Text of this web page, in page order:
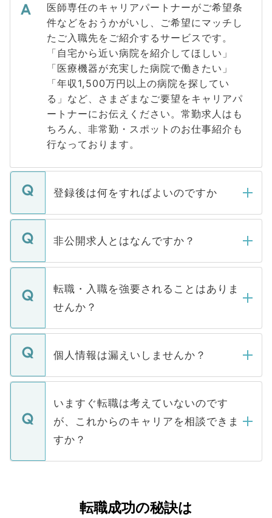
医師専任のキャリアパートナーがご希望条
件などをおうかがいし、ご希望にマッチし
たご入職先をご紹介するサービスです。
「自宅から近い病院を紹介してほしい」
「医療機器が充実した病院で働きたい」
「年収1,500万円以上の病院を探してい
る」など、さまざまなご要望をキャリアパ
ートナーにお伝えください。常勤求人はも
ちろん、非常勤・スポットのお仕事紹介も
行なっております。
登録後は何をすればよいのですか
ご登録いただきましたら、弊社担当者がご
登録内容を確認し、その後メールもしくは
ます。通常、5営業日以内にはご連絡をせて
いただきますので、しばらくお待ちくださ
い。
非公開求人とはなんですか？
マイナビDOCTORで取り扱っている求人の
うち約3割は、Webサイトからご覧いただ
けない「非公開求人」です。非公開求人は
下記の理由によって、一般には公開してい
ません。
■応募殺到を避けるため 人気のある医療機
関を公にしてしまうと、応募が殺到する場
に、医療機関が求める条件に合った人材の
みを人材紹介会社に依頼するケースが増え
ています。
転職・入職を強要されることはありま
せんか？
転職・入職を強要することは一切ありませ
ん。また、仮に応募先から内定をいただい
定を承諾する必要はありません。内定先へ
の辞退の連絡はキャリアパートナーが行い
ますので、ご安心ください。
個人情報は漏えいしませんか？
個人情報が漏えいすることはありませんの
で、ご安心ください。当サイトからの登録
などで収集したご登録者様の個人情報は、
ご本人のキャリアアップおよび転職活動の
支援を目的に使用いたします。お預かりし
ているすべての個人データはご本人の許可
は、個人情報の取り扱いについての厳密な
いますぐ転職は考えていないのです
が、これからのキャリアを相談できま
すか？
かがいして、現在の医療機関の状況や紹介
経験をまじえながら、適切なアドバイスを
転職成功の秘訣は